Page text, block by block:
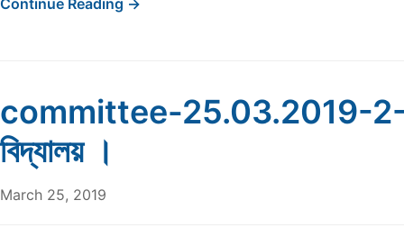
Continue Reading →
committee-25.03.2019-2-
বিদ্যালয় ।
March 25, 2019